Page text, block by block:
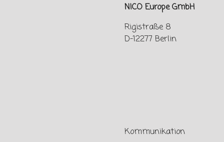
NICO Europe GmbH
Rigistraße 8
D-12277 Berlin
Kommunikation